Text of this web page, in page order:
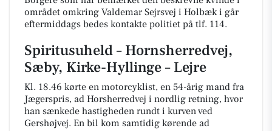
området omkring Valdemar Sejrsvej i Holbæk i går
eftermiddags bedes kontakte politiet på tlf. 114.
Spiritusuheld – Hornsherredvej,
Sæby, Kirke-Hyllinge – Lejre
Kl. 18.46 kørte en motorcyklist, en 54-årig mand fra
Jægerspris, ad Horsherredvej i nordlig retning, hvor
han sænkede hastigheden rundt i kurven ved
Gershøjvej. En bil kom samtidig kørende ad